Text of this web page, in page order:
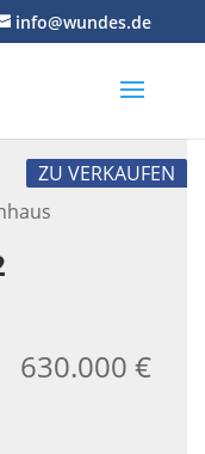
info@wundes.de
ZU VERKAUFEN
630.000 €